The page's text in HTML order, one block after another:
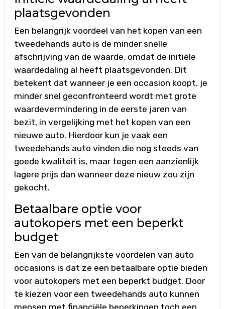
plaatsgevonden
Een belangrijk voordeel van het kopen van een
tweedehands auto is de minder snelle
afschrijving van de waarde, omdat de initiële
waardedaling al heeft plaatsgevonden. Dit
betekent dat wanneer je een occasion koopt, je
minder snel geconfronteerd wordt met grote
waardevermindering in de eerste jaren van
bezit, in vergelijking met het kopen van een
nieuwe auto. Hierdoor kun je vaak een
tweedehands auto vinden die nog steeds van
goede kwaliteit is, maar tegen een aanzienlijk
lagere prijs dan wanneer deze nieuw zou zijn
gekocht.
Betaalbare optie voor
autokopers met een beperkt
budget
Een van de belangrijkste voordelen van auto
occasions is dat ze een betaalbare optie bieden
voor autokopers met een beperkt budget. Door
te kiezen voor een tweedehands auto kunnen
mensen met financiële beperkingen toch een